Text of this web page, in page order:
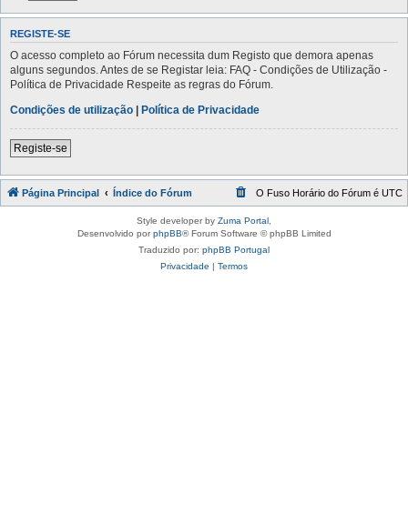
REGISTE-SE
O acesso completo ao Fórum necessita dum Registo que demora apenas
alguns segundos. Antes de se Registar leia: FAQ - Condições de Utilização -
Política de Privacidade Respeite as regras do Fórum.
Condições de utilização | Política de Privacidade
Registe-se
Página Principal Índice do Fórum O Fuso Horário do Fórum é UTC
Style developer by Zuma Portal
Desenvolvido porphpBB® Forum Software © phpBB Limited
Traduzido por: phpBB Portugal
Privacidade | Termos